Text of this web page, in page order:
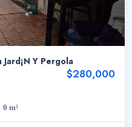
Jard¡n Y Pergola
$280,000
0 m²